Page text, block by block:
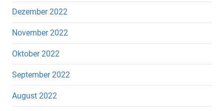
Dezember 2022
November 2022
Oktober 2022
September 2022
August 2022